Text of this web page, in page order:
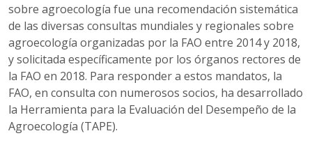
sobre agroecología fue una recomendación sistemática
de las diversas consultas mundiales y regionales sobre
agroecología organizadas por la FAO entre 2014 y 2018,
y solicitada específicamente por los órganos rectores de
la FAO en 2018. Para responder a estos mandatos, la
FAO, en consulta con numerosos socios, ha desarrollado
la Herramienta para la Evaluación del Desempeño de la
Agroecología (TAPE).